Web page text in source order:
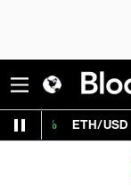
ETH/USD 1,917.323